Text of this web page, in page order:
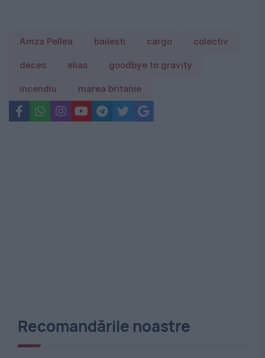
Amza Pellea bailesti cargo colectiv
deces elias goodbye to gravity
incendiu marea britanie
Recomandările noastre